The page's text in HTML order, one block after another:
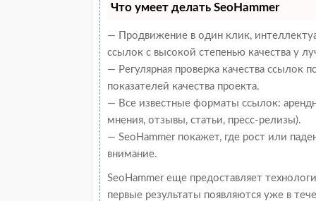
Что умеет делать SeoHammer
— Продвижение в один клик,
ссылок с высокой степенью качества у
— Регулярная проверка качества
показателей качества проекта.
— Все известные форматы ссылок:
мнения, отзывы, статьи, пресс-релизы).
— SeoHammer покажет, где рост или
внимание.
SeoHammer еще предоставляет
первые результаты появляются уже в